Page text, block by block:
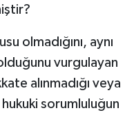
olmadığını, aynı
vurgulayan
alınmadığı veya
sorumluluğun